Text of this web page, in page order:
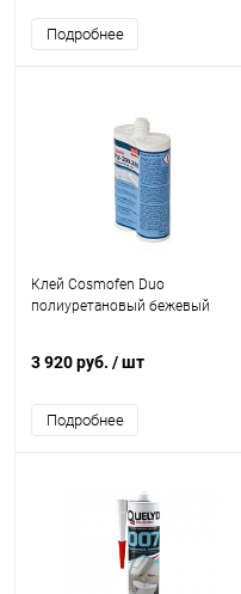
Подробнее
Клей Cosmofen Duo
полиуретановый бежевый
3 920 руб. / шт
Подробнее